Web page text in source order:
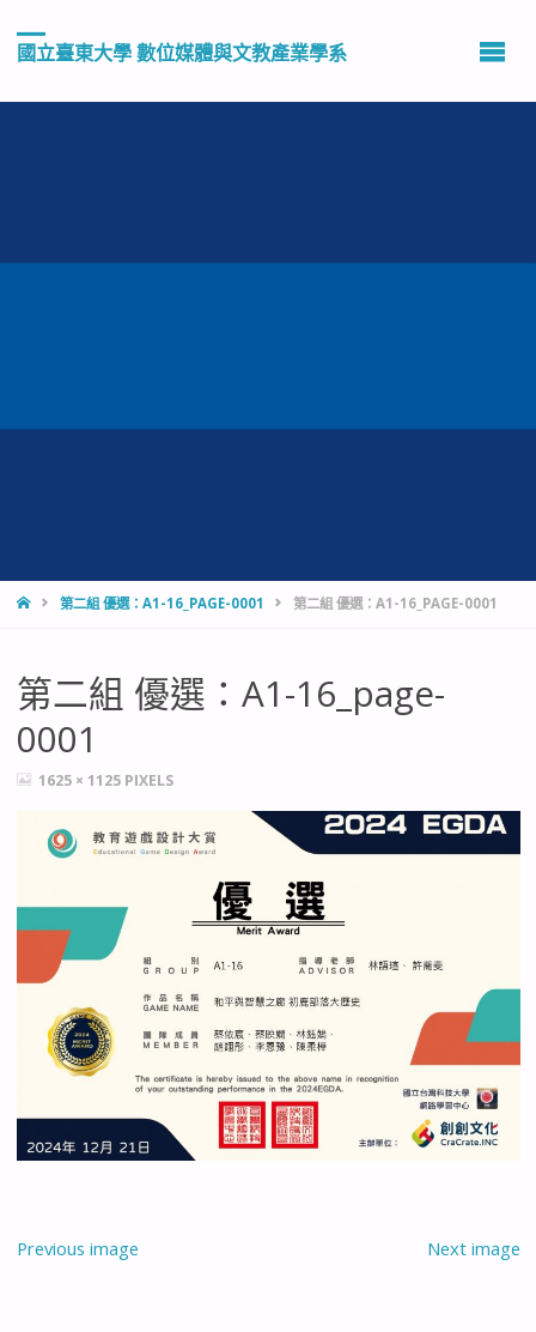
國立臺東大學 數位媒體與文教產業學系
HOME第二組 優選：A1-16_PAGE-0001 第二組 優選：A1-16_PAGE-0001
第二組 優選：A1-16_page-
0001
FULL1625 × 1125 PIXELS
Previous image Next image